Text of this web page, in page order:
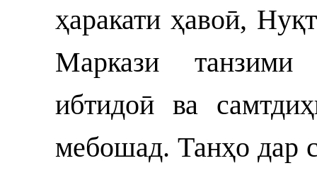
ҳаракати ҳавоӣ,
Маркази танзими
ибтидоӣ ва
мебошад. Танҳо дар